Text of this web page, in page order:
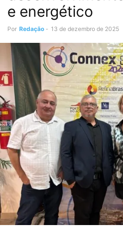
e energético
Por Redação - 13 de dezembro de 2025